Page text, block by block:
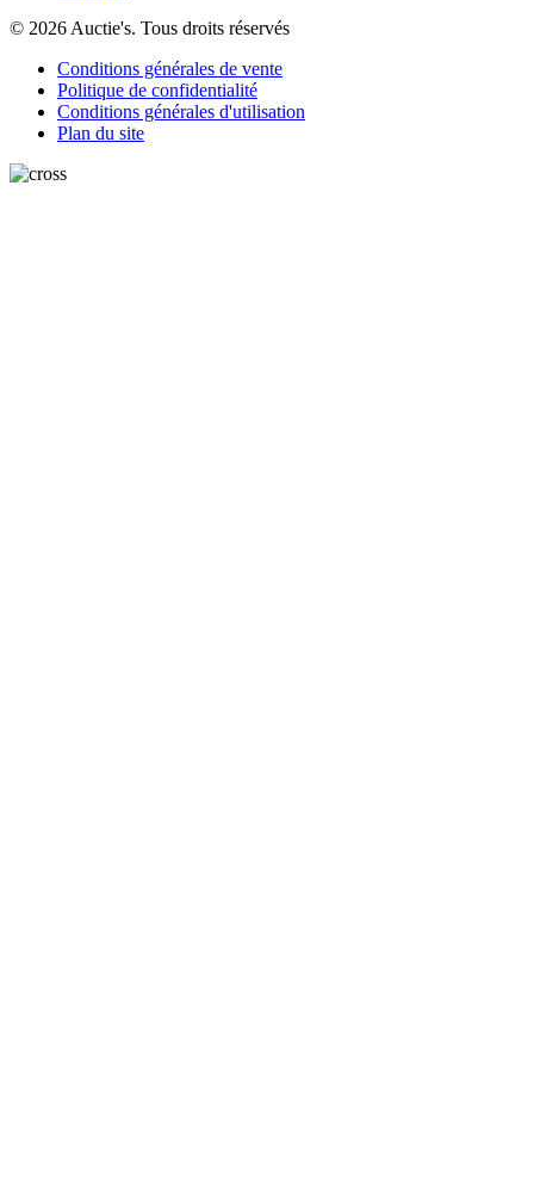
© 2026 Auctie's. Tous droits réservés
Conditions générales de vente
Politique de confidentialité
Conditions générales d'utilisation
Plan du site